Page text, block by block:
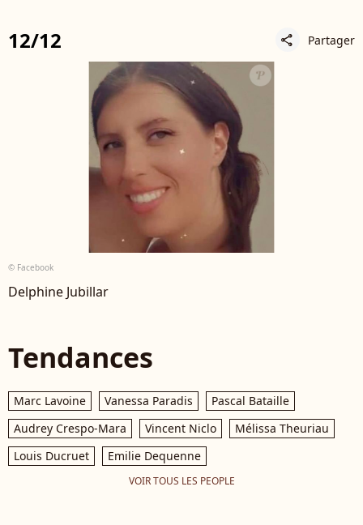
12/12 share Partager
© Facebook
Delphine Jubillar
Tendances
Marc Lavoine Vanessa Paradis
Pascal Bataille
Audrey Crespo-Mara
Vincent Niclo
Mélissa Theuriau
Louis Ducruet
Emilie Dequenne
VOIR TOUS LES PEOPLE